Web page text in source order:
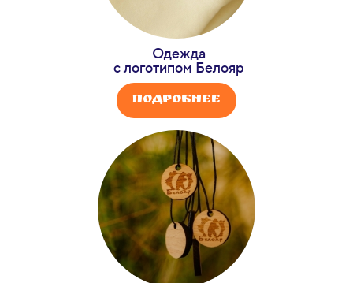
Одежда
с логотипом Белояр
Подробнее